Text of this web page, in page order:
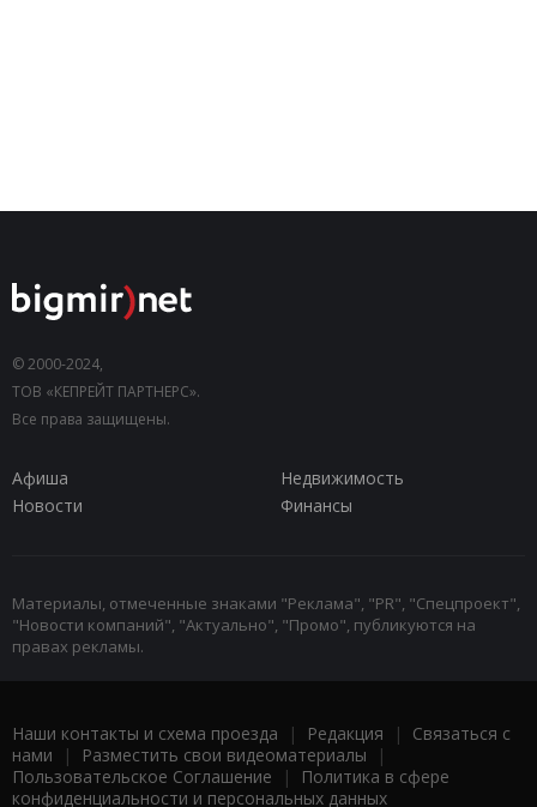
© 2000-2024,
ТОВ «КЕПРЕЙТ ПАРТНЕРС».
Все права защищены.
Афиша
Недвижимость
Новости
Финансы
Материалы, отмеченные знаками "Реклама", "PR", "Спецпроект",
"Новости компаний", "Актуально", "Промо", публикуются на
правах рекламы.
Наши контакты и схема проезда | Редакция | Связаться с
нами | Разместить свои видеоматериалы |
Пользовательское Соглашение |
Политика в сфере
конфиденциальности и персональных данных